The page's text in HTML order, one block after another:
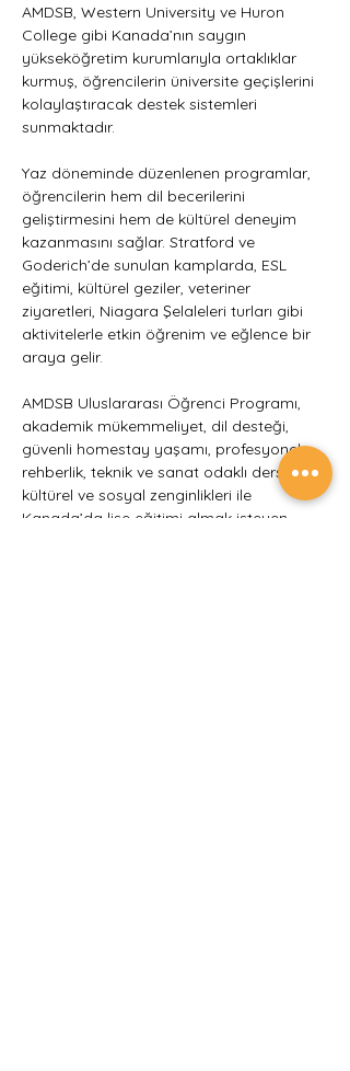
AMDSB, Western University ve Huron
College gibi Kanada’nın saygın
yükseköğretim kurumlarıyla ortaklıklar
kurmuş, öğrencilerin üniversite geçişlerini
kolaylaştıracak destek sistemleri
sunmaktadır.
Yaz döneminde düzenlenen programlar,
öğrencilerin hem dil becerilerini
geliştirmesini hem de kültürel deneyim
kazanmasını sağlar. Stratford ve
Goderich’de sunulan kamplarda, ESL
eğitimi, kültürel geziler, veteriner
ziyaretleri, Niagara Şelaleleri turları gibi
aktivitelerle etkin öğrenim ve eğlence bir
araya gelir.
AMDSB Uluslararası Öğrenci Programı,
akademik mükemmeliyet, dil desteği,
güvenli homestay yaşamı, profesyonel
rehberlik, teknik ve sanat odaklı dersler ile
kültürel ve sosyal zenginlikleri ile
Kanada’da lise eğitimi almak isteyen